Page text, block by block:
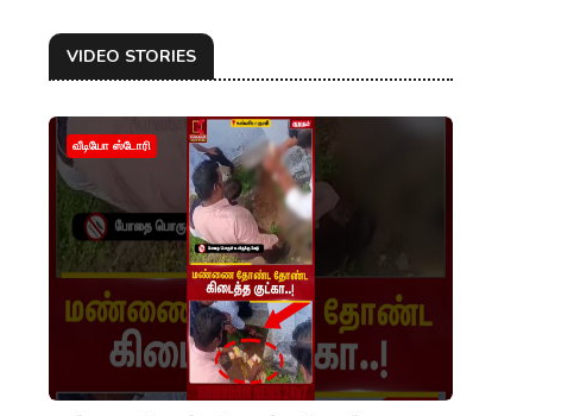
VIDEO STORIES
வீடியோ ஸ்டோரி